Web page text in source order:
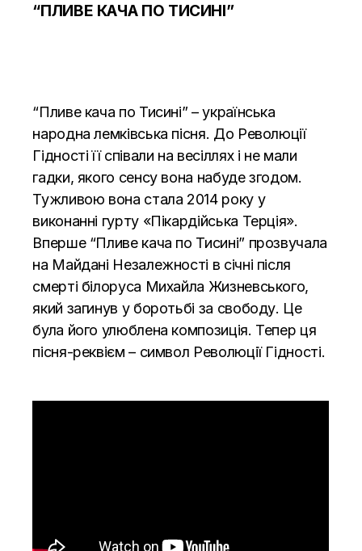
“ПЛИВЕ КАЧА ПО ТИСИНІ”
“Пливе кача по Тисині” – українська
народна лемківська пісня. До Революції
Гідності її співали на весіллях і не мали
гадки, якого сенсу вона набуде згодом.
Тужливою вона стала 2014 року у
виконанні гурту «Пікардійська Терція».
Вперше “Пливе кача по Тисині” прозвучала
на Майдані Незалежності в січні після
смерті білоруса Михайла Жизневського,
який загинув у боротьбі за свободу. Це
була його улюблена композиція. Тепер ця
пісня-реквієм – символ Революції Гідності.